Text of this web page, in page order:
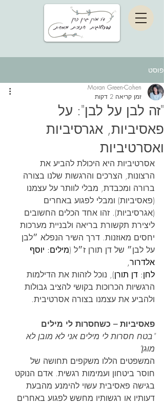
פוסט
"זה לבן על לבן": על
פאסיביות, אגרסיביות
ואסרטיביות
Moran Green-Cohen
זמן קריאה 2 דקות
אסרטיביות היא היכולת להביע את
הרצונות, הצרכים והרגשות שלנו בצורה
ברורה ומכבדת, מבלי לוותר על עצמנו
(פאסיביות) ומבלי לפגוע באחרים
(אגרסיביות). זהו אחד הכלים החשובים
ליצירת תקשורת בריאה ולבניית מערכות
יחסים מאוזנות. דרך השיר הנפלא ״לבן
על לבן״ של דן תורן ז״ל (מילים: יוסף
אלדרור,
לחן: דן תורן), נוכל לזהות את הדילמות
הרגשיות הכרוכות בקושי להציב גבולות
ולהביע את עצמנו בצורה אסרטיבית.
פאסיביות – כשחסרות לי מילים
"בטח חסרות לי מילים אני לא מובן לא
מוגן"
המשפטים הללו משקפים תחושה של
חוסר ביטחון ועמימות רגשית. אדם הנוקט
בגישה פאסיבית עשוי להימנע מהבעת
דעותיו או רגשותיו מחשש לפגוע באחרים